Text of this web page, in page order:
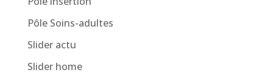
Pôle Soins-adultes
Slider actu
Slider home